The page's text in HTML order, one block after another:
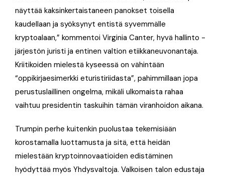
näyttää kaksinkertaistaneen panokset toisella
kaudellaan ja syöksynyt entistä syvemmälle
kryptoalaan,” kommentoi Virginia Canter, hyvä hallinto -
järjestön juristi ja entinen valtion etiikkaneuvonantaja.
Kriitikoiden mielestä kyseessä on vähintään
“oppikirjaesimerkki eturistiriidasta”, pahimmillaan jopa
perustuslaillinen ongelma, mikäli ulkomaista rahaa
vaihtuu presidentin taskuihin tämän viranhoidon aikana.
Trumpin perhe kuitenkin puolustaa tekemisiään
korostamalla luottamusta ja sitä, että heidän
mielestään kryptoinnovaatioiden edistäminen
hyödyttää myös Yhdysvaltoja. Valkoisen talon edustaja